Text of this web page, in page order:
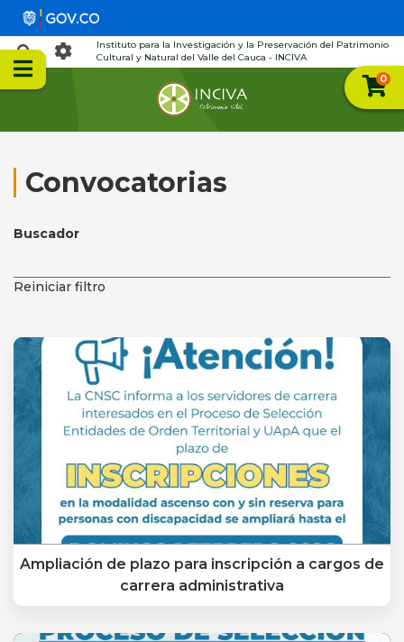
Instituto para la Investigación y la Preservación del Patrimonio
Cultural y Natural del Valle del Cauca - INCIVA
0
Convocatorias
Buscador
Reiniciar filtro
Ampliación de plazo para inscripción a cargos de
carrera administrativa